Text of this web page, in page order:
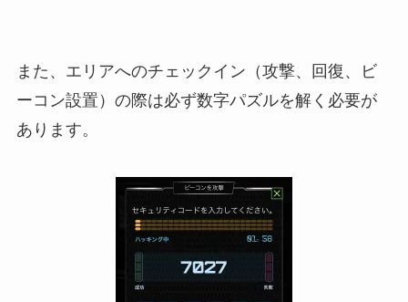
また、エリアへのチェックイン（攻撃、回復、ビ
ーコン設置）の際は必ず数字パズルを解く必要が
あります。